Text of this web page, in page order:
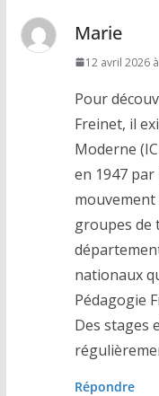
Marie
12 avril 2026
Pour
Freinet, il
Moderne
en 1947 par
groupes de
nationaux
Pédagogie
Des stages
Répondre